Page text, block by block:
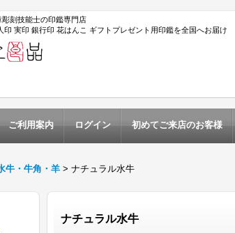
刻技能士の印鑑専門店
印 実印 銀行印 花はんこ ギフトプレゼント用印鑑を全国へお届け
ご利用案内 ログイン 初めてご来店のお客様
牛・牛角・羊 > ナチュラル水牛
ナチュラル水牛